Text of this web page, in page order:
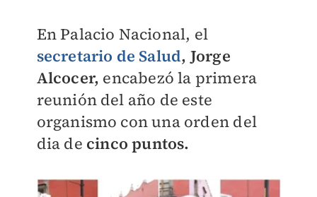
En Palacio Nacional, el
secretario de Salud, Jorge
Alcocer, encabezó la primera
reunión del año de este
organismo con una orden del
dia de cinco puntos.